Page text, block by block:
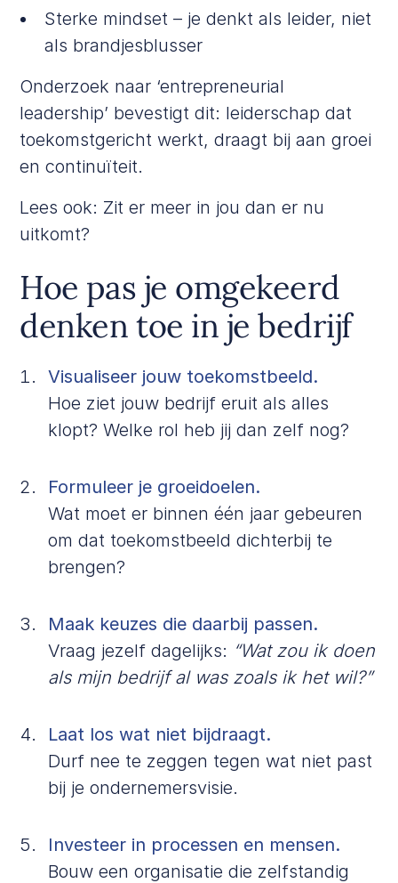
Sterke mindset – je denkt als leider, niet
als brandjesblusser
Onderzoek naar ‘entrepreneurial
leadership’ bevestigt dit: leiderschap dat
toekomstgericht werkt, draagt bij aan groei
en continuïteit.
Lees ook: Zit er meer in jou dan er nu
uitkomt?
Hoe pas je omgekeerd
denken toe in je bedrijf
Visualiseer jouw toekomstbeeld.
Hoe ziet jouw bedrijf eruit als alles
klopt? Welke rol heb jij dan zelf nog?
Formuleer je groeidoelen.
Wat moet er binnen één jaar gebeuren
om dat toekomstbeeld dichterbij te
brengen?
Maak keuzes die daarbij passen.
Vraag jezelf dagelijks: “Wat zou ik doen
als mijn bedrijf al was zoals ik het wil?”
Laat los wat niet bijdraagt.
Durf nee te zeggen tegen wat niet past
bij je ondernemersvisie.
Investeer in processen en mensen.
Bouw een organisatie die zelfstandig